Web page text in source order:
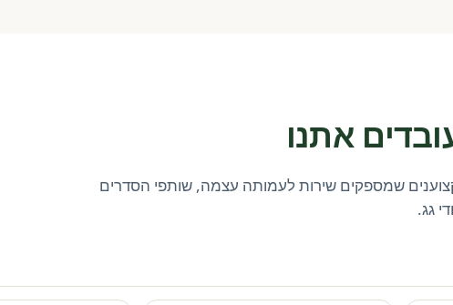
אתנו
שמספקים שירות לעמותה עצמה, שותפי הסדרים
גג.